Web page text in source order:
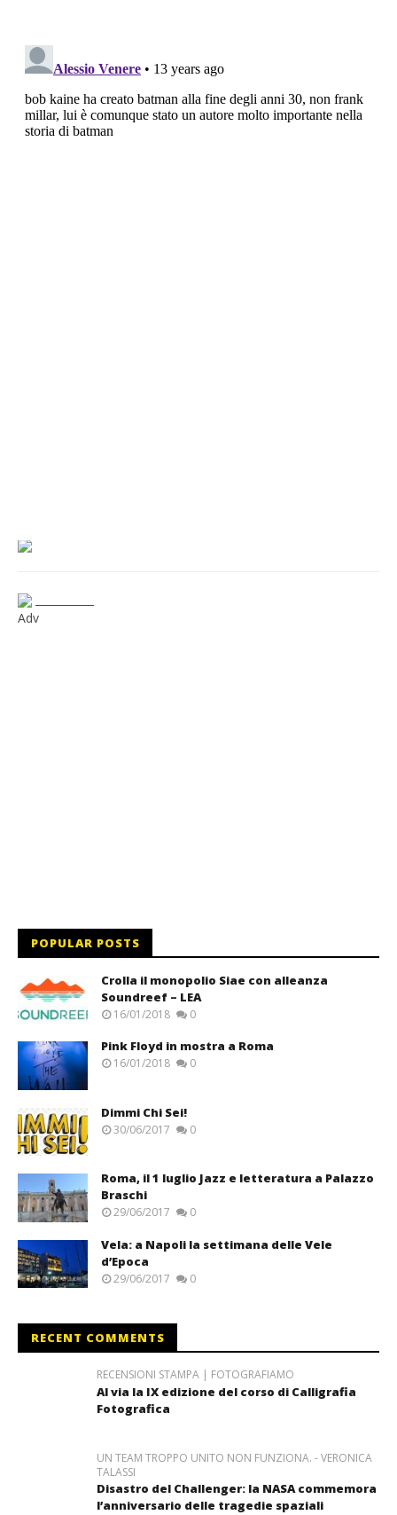
Adv
POPULAR POSTS
Crolla il monopolio Siae con alleanza
Soundreef – LEA
16/01/2018 0
Pink Floyd in mostra a Roma
16/01/2018 0
Dimmi Chi Sei!
30/06/2017 0
Roma, il 1 luglio Jazz e letteratura a Palazzo
Braschi
29/06/2017 0
Vela: a Napoli la settimana delle Vele
d’Epoca
29/06/2017 0
RECENT COMMENTS
RECENSIONI STAMPA | FOTOGRAFIAMO
Al via la IX edizione del corso di Calligrafia
Fotografica
UN TEAM TROPPO UNITO NON FUNZIONA. - VERONICA
TALASSI
Disastro del Challenger: la NASA commemora
l’anniversario delle tragedie spaziali